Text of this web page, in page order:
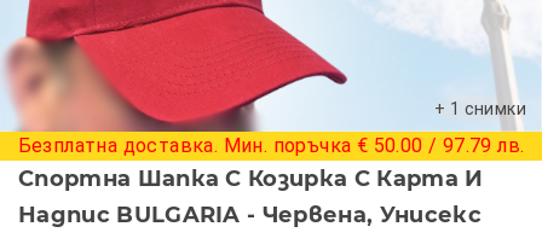
+ 1 снимки
Безплатна доставка. Мин. поръчка € 50.00 / 97.79 лв.
Спортна Шапка С Козирка С Карта И
Надпис BULGARIA - Червена, Унисекс